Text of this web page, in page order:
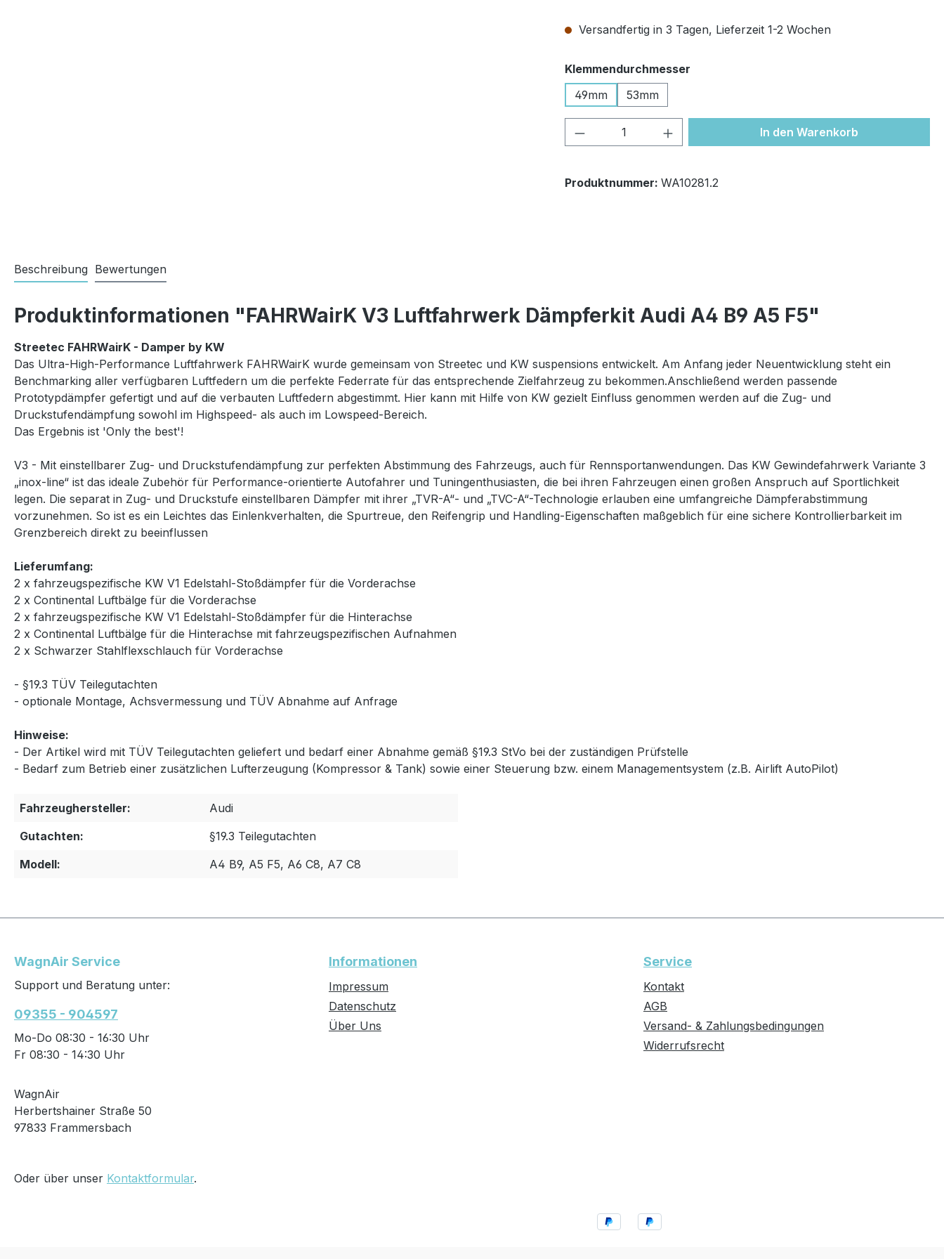
Versandfertig in 3 Tagen, Lieferzeit 1-2 Wochen
Klemmendurchmesser
49mm
53mm
Produkt Anzahl: Gib den gewünschten Wert
In den Warenkorb
Produktnummer: WA10281.2
Beschreibung Bewertungen
Produktinformationen "FAHRWairK V3 Luftfahrwerk Dämpferkit Audi A4 B9 A5 F5"
Streetec FAHRWairK - Damper by KW
Das Ultra-High-Performance Luftfahrwerk FAHRWairK wurde gemeinsam von Streetec und KW suspensions entwickelt. Am Anfang jeder Neuentwicklung steht ein
Benchmarking aller verfügbaren Luftfedern um die perfekte Federrate für das entsprechende Zielfahrzeug zu bekommen.Anschließend werden passende
Prototypdämpfer gefertigt und auf die verbauten Luftfedern abgestimmt. Hier kann mit Hilfe von KW gezielt Einfluss genommen werden auf die Zug- und
Druckstufendämpfung sowohl im Highspeed- als auch im Lowspeed-Bereich.
Das Ergebnis ist 'Only the best'!
V3 - Mit einstellbarer Zug- und Druckstufendämpfung zur perfekten Abstimmung des Fahrzeugs, auch für Rennsportanwendungen. Das KW Gewindefahrwerk Variante 3
„inox-line“ ist das ideale Zubehör für Performance-orientierte Autofahrer und Tuningenthusiasten, die bei ihren Fahrzeugen einen großen Anspruch auf Sportlichkeit
legen. Die separat in Zug- und Druckstufe einstellbaren Dämpfer mit ihrer „TVR-A“- und „TVC-A“-Technologie erlauben eine umfangreiche Dämpferabstimmung
vorzunehmen. So ist es ein Leichtes das Einlenkverhalten, die Spurtreue, den Reifengrip und Handling-Eigenschaften maßgeblich für eine sichere Kontrollierbarkeit im
Grenzbereich direkt zu beeinflussen
Lieferumfang:
2 x fahrzeugspezifische KW V1 Edelstahl-Stoßdämpfer für die Vorderachse
2 x Continental Luftbälge für die Vorderachse
2 x fahrzeugspezifische KW V1 Edelstahl-Stoßdämpfer für die Hinterachse
2 x Continental Luftbälge für die Hinterachse mit fahrzeugspezifischen Aufnahmen
2 x Schwarzer Stahlflexschlauch für Vorderachse
- §19.3 TÜV Teilegutachten
- optionale Montage, Achsvermessung und TÜV Abnahme auf Anfrage
Hinweise:
- Der Artikel wird mit TÜV Teilegutachten geliefert und bedarf einer Abnahme gemäß §19.3 StVo bei der zuständigen Prüfstelle
- Bedarf zum Betrieb einer zusätzlichen Lufterzeugung (Kompressor & Tank) sowie einer Steuerung bzw. einem Managementsystem (z.B. Airlift AutoPilot)
Fahrzeughersteller:
Audi
Gutachten:
§19.3 Teilegutachten
Modell:
A4 B9, A5 F5, A6 C8, A7 C8
WagnAir Service
Support und Beratung unter:
09355 - 904597
Mo-Do 08:30 - 16:30 Uhr
Fr 08:30 - 14:30 Uhr
WagnAir
Herbertshainer Straße 50
97833 Frammersbach
Oder über unser Kontaktformular.
Informationen
Impressum
Datenschutz
Über Uns
Service
Kontakt
AGB
Versand- & Zahlungsbedingungen
Widerrufsrecht